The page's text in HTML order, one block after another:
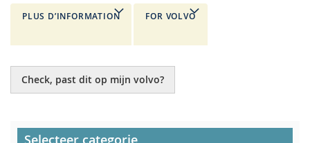
PLUS D’INFORMATION FOR VOLVO
Check, past dit op mijn volvo?
Selecteer categorie